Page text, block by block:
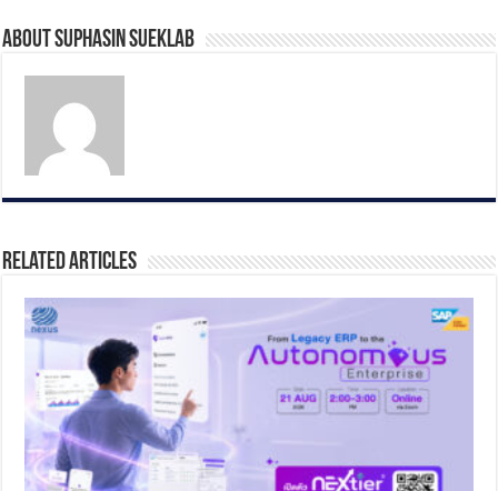
About Suphasin Sueklab
Related Articles